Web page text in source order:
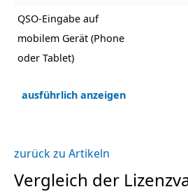
QSO-Eingabe auf
mobilem Gerät (Phone
oder Tablet)
ausführlich anzeigen
zurück zu Artikeln
Vergleich der